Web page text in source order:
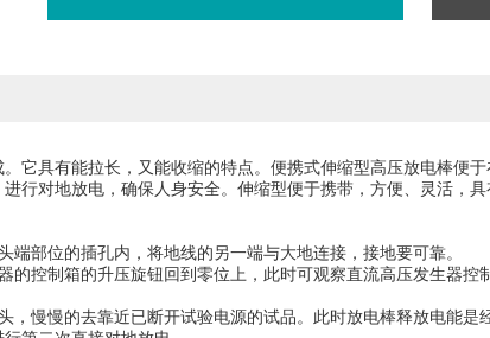
它具有能拉长，又能收缩的特点。便携式伸缩型高压放电棒便
行对地放电，确保人身安全。伸缩型便于携带，方便、灵活，具
。
端部位的插孔内，将地线的另一端与大地连接，接地要可靠。
的控制箱的升压旋钮回到零位上，此时可观察直流高压发生器控
，慢慢的去靠近已断开试验电源的试品。此时放电棒释放电能是